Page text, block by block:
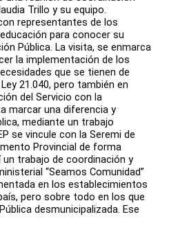
Trillo y su equipo.
representantes de los
para conocer su
Pública. La visita, se enmarca
la implementación de los
que se tienen de
21.040, pero también en
del Servicio con la
marcar una diferencia y
mediante un trabajo
se vincule con la Seremi de
Provincial de forma
trabajo de coordinación y
“Seamos Comunidad”
en los establecimientos
pero sobre todo en los que
desmunicipalizada. Ese